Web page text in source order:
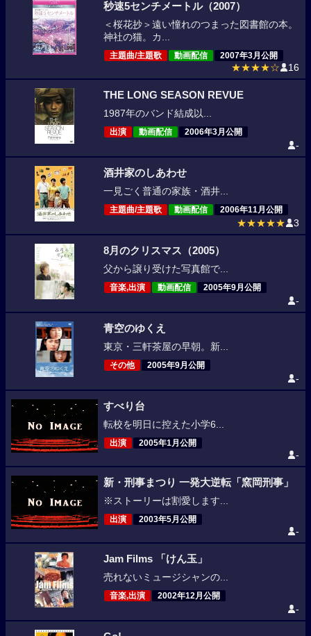
秒速5センチメートル（2007）
＜桜花抄＞遠い憧れのつまった図書館の本。
神社の猫。カ...
主題曲/主題歌 動画配信 2007年3月公開
★★★★☆ 16
THE LONG SEASON REVUE
1987年のバンド結成以...
出演 動画配信 2006年3月公開
-
酒井家のしあわせ
一見ごく普通の家族・酒井...
主題曲/主題歌 動画配信 2006年11月公開
★★★★★ 3
8月のクリスマス（2005）
父から譲り受けた写真館で...
音楽,出演 動画配信 2005年9月公開
-
青空のゆくえ
東京・三軒茶屋の早朝。新...
その他 2005年9月公開
-
すべり台
転校を明日に控えた小学6...
出演 2005年1月公開
-
新・刑事まつり 一発大逆転「窯岡刑事」
※ストーリーは割愛します...
出演 2003年5月公開
-
Jam Films 「けん玉」
売れないミュージシャンの...
音楽,出演 2002年12月公開
-